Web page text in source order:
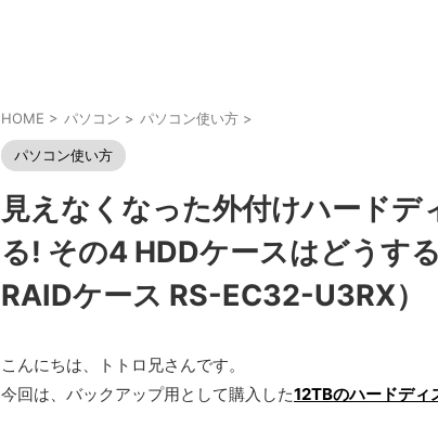
HOME > パソコン > パソコン使い方 >
パソコン使い方
見えなくなった外付けハードデ
る! その4 HDDケースはどうす
RAIDケース RS-EC32-U3RX）
こんにちは、トトロ兄さんです。
今回は、バックアップ用として購入した12TBのハードディ